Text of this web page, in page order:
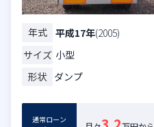
年式 平成17年(2005)
サイズ 小型
形状 ダンプ
通常ローン